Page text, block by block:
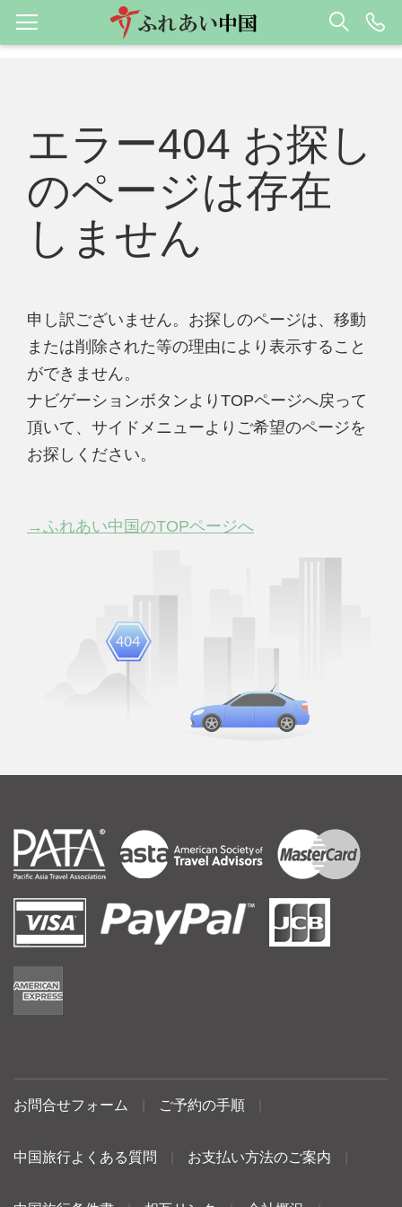
エラー404 お探し
のページは存在
しません
申し訳ございません。お探しのページは、移動
または削除された等の理由により表示すること
ができません。
ナビゲーションボタンよりTOPページへ戻って
頂いて、サイドメニューよりご希望のページを
お探しください。
→ふれあい中国のTOPページへ
お問合せフォーム ご予約の手順
中国旅行よくある質問 お支払い方法のご案内